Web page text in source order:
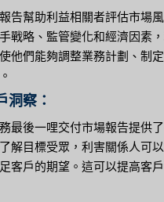
告幫助利益相關者評估市場
戰略、監管變化和經濟因素
他們能夠調整業務計劃、制
洞察：
最後一哩交付市場報告提供
解目標受眾，利害關係人可
客戶的期望。這可以提高客